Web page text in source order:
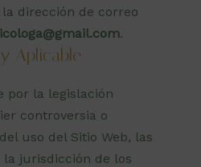
dirección de correo
.
Aplicable
por la legislación
controversia o
uso del Sitio Web, las
la jurisdicción de los